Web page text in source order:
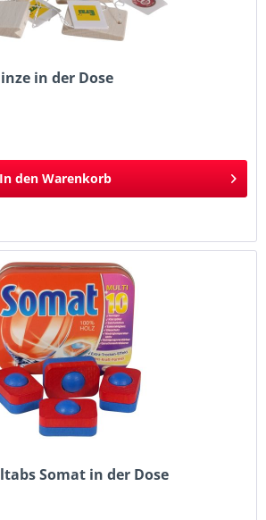
in der Dose
In den Warenkorb
Somat in der Dose